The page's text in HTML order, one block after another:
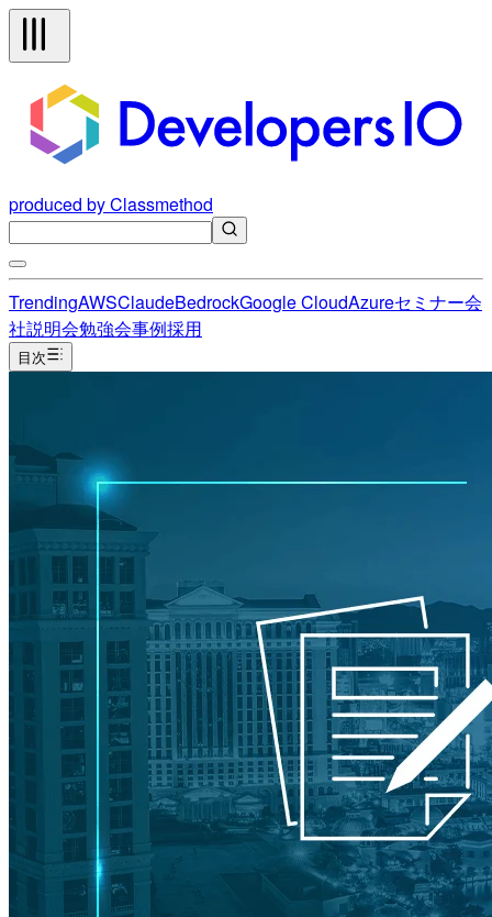
produced by Classmethod
TrendingAWSClaudeBedrockGoogle CloudAzureセミナー会
社説明会勉強会事例採用
目次